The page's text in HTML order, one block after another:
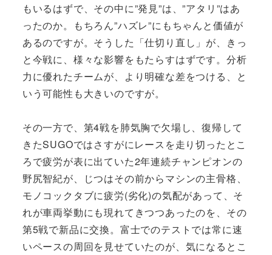
もいるはずで、その中に”発見”は、”アタリ”はあ
ったのか。もちろん”ハズレ”にもちゃんと価値が
あるのですが。そうした「仕切り直し」が、きっ
と今戦に、様々な影響をもたらすはずです。分析
力に優れたチームが、より明確な差をつける、と
いう可能性も大きいのですが。
その一方で、第4戦を肺気胸で欠場し、復帰して
きたSUGOではさすがにレースを走り切ったとこ
ろで疲労が表に出ていた2年連続チャンピオンの
野尻智紀が、じつはその前からマシンの主骨格、
モノコックタブに疲労(劣化)の気配があって、そ
れが車両挙動にも現れてきつつあったのを、その
第5戦で新品に交換。富士でのテストでは常に速
いペースの周回を見せていたのが、気になるとこ